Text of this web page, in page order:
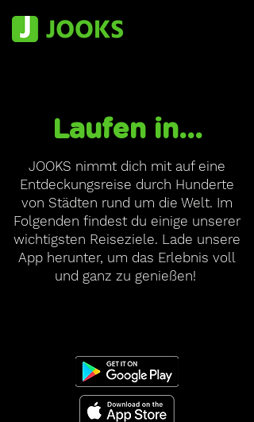
Laufen in...
JOOKS nimmt dich mit auf eine
Entdeckungsreise durch Hunderte
von Städten rund um die Welt. Im
Folgenden findest du einige unserer
wichtigsten Reiseziele. Lade unsere
App herunter, um das Erlebnis voll
und ganz zu genießen!